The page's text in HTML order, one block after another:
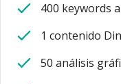
400 keywords
1 contenido
50 análisis